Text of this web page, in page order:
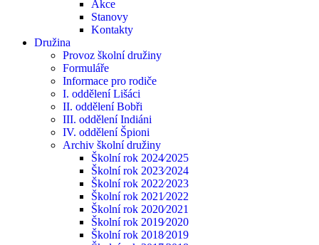
Akce
Stanovy
Kontakty
Družina
Provoz školní družiny
Formuláře
Informace pro rodiče
I. oddělení Lišáci
II. oddělení Bobři
III. oddělení Indiáni
IV. oddělení Špioni
Archiv školní družiny
Školní rok 2024⁄2025
Školní rok 2023⁄2024
Školní rok 2022⁄2023
Školní rok 2021⁄2022
Školní rok 2020⁄2021
Školní rok 2019⁄2020
Školní rok 2018⁄2019